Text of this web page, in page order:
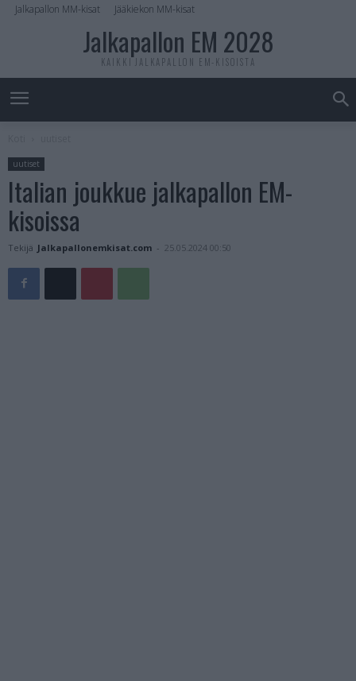
Jalkapallon MM-kisat Jääkiekon MM-kisat
Jalkapallon EM 2028
KAIKKI JALKAPALLON EM-KISOISTA
uutiset
Italian joukkue jalkapallon EM-
kisoissa
Tekijä Jalkapallonemkisat.com - 25.05.2024 00:50